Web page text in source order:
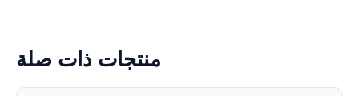
منتجات ذات صلة